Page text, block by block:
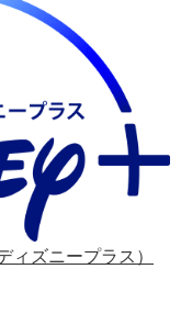
ィズニープラス）